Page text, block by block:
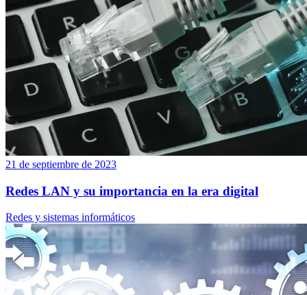
21 de septiembre de 2023
Redes LAN y su importancia en la era digital
Redes y sistemas informáticos